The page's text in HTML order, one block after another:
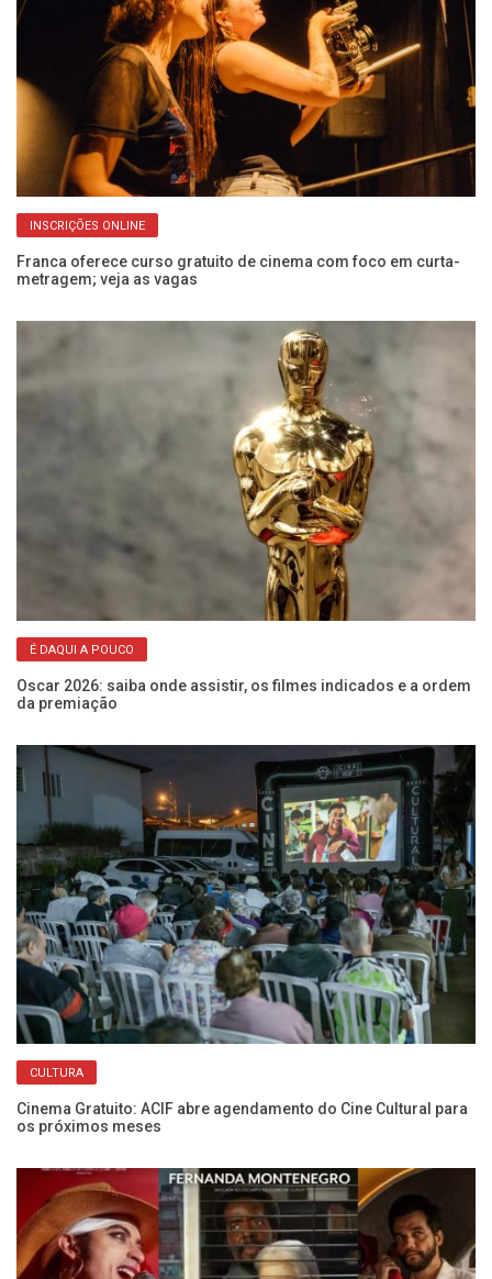
INSCRIÇÕES ONLINE
Franca oferece curso gratuito de cinema com foco em curta-
metragem; veja as vagas
É DAQUI A POUCO
Oscar 2026: saiba onde assistir, os filmes indicados e a ordem
da premiação
CULTURA
Cinema Gratuito: ACIF abre agendamento do Cine Cultural para
os próximos meses